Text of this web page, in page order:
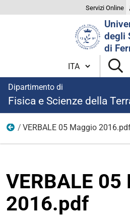
Servizi Online
degli
di
Cambia lingua
Dipartimento di
Fisica e Scienze della
2016
VERBALE 05 Maggio
VERBALE
2016.pdf